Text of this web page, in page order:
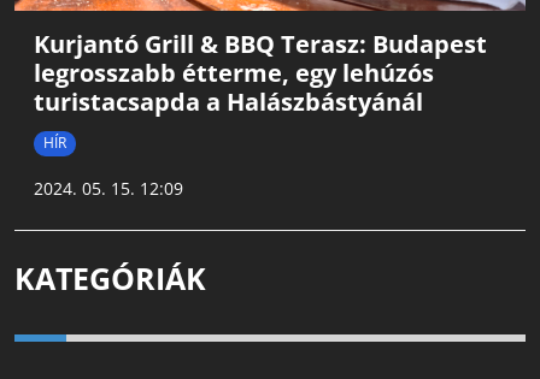
Kurjantó Grill & BBQ Terasz: Budapest
legrosszabb étterme, egy lehúzós
turistacsapda a Halászbástyánál
HÍR
2024. 05. 15. 12:09
KATEGÓRIÁK